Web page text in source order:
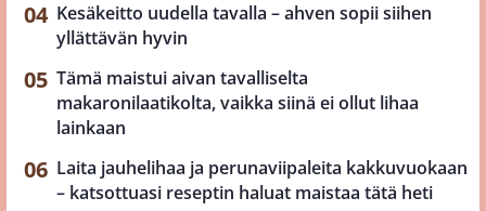
Kesäkeitto uudella tavalla – ahven sopii siihen
yllättävän hyvin
Tämä maistui aivan tavalliselta
makaronilaatikolta, vaikka siinä ei ollut lihaa
lainkaan
Laita jauhelihaa ja perunaviipaleita kakkuvuokaan
– katsottuasi reseptin haluat maistaa tätä heti